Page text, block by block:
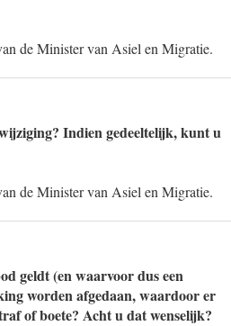
de Minister van Asiel en Migratie.
Indien gedeeltelijk, kunt u
de Minister van Asiel en Migratie.
geldt (en waarvoor dus een
worden afgedaan, waardoor er
of boete? Acht u dat wenselijk?